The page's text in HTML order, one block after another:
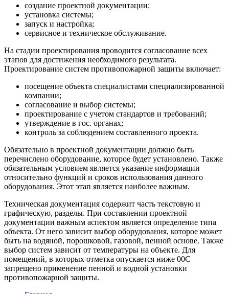
создание проектной документации;
установка системы;
запуск и настройка;
сервисное и техническое обслуживание.
На стадии проектирования проводится согласование всех
этапов для достижения необходимого результата.
Проектирование систем противопожарной защиты включает:
посещение объекта специалистами специализированной
компании;
согласование и выбор системы;
проектирование с учетом стандартов и требований;
утверждение в гос. органах;
контроль за соблюдением составленного проекта.
Обязательно в проектной документации должно быть
перечислено оборудование, которое будет установлено. Также
обязательным условием является указание информации
относительно функций и сроков использования данного
оборудования. Этот этап является наиболее важным.
Техническая документация содержит часть текстовую и
графическую, разделы. При составлении проектной
документации важным аспектом является определение типа
объекта. От него зависит выбор оборудования, которое может
быть на водяной, порошковой, газовой, пенной основе. Также
выбор систем зависит от температуры на объекте. Для
помещений, в которых отметка опускается ниже 00С
запрещено применение пенной и водной установки
противопожарной защиты.